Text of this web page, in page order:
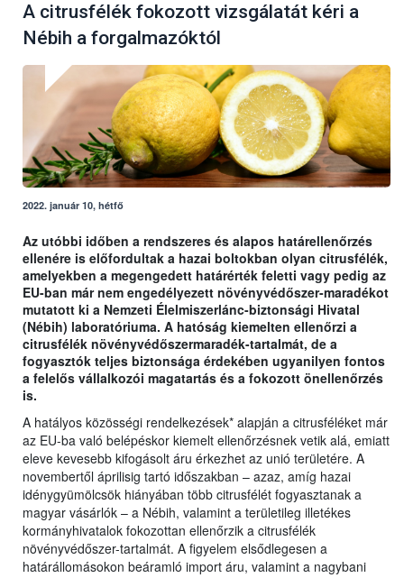
A citrusfélék fokozott vizsgálatát kéri a
Nébih a forgalmazóktól
2022. január 10, hétfő
Az utóbbi időben a rendszeres és alapos határellenőrzés
ellenére is előfordultak a hazai boltokban olyan citrusfélék,
amelyekben a megengedett határérték feletti vagy pedig az
EU-ban már nem engedélyezett növényvédőszer-maradékot
mutatott ki a Nemzeti Élelmiszerlánc-biztonsági Hivatal
(Nébih) laboratóriuma. A hatóság kiemelten ellenőrzi a
citrusfélék növényvédőszermaradék-tartalmát, de a
fogyasztók teljes biztonsága érdekében ugyanilyen fontos
a felelős vállalkozói magatartás és a fokozott önellenőrzés
is.
A hatályos közösségi rendelkezések* alapján a citrusféléket már
az EU-ba való belépéskor kiemelt ellenőrzésnek vetik alá, emiatt
eleve kevesebb kifogásolt áru érkezhet az unió területére. A
novembertől áprilisig tartó időszakban – azaz, amíg hazai
idénygyümölcsök hiányában több citrusfélét fogyasztanak a
magyar vásárlók – a Nébih, valamint a területileg illetékes
kormányhivatalok fokozottan ellenőrzik a citrusfélék
növényvédőszer-tartalmát. A figyelem elsődlegesen a
határállomásokon beáramló import áru, valamint a nagybani